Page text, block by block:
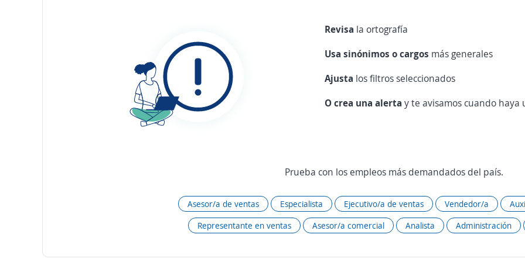
Revisa la ortografía
Usa sinónimos o cargos más generales
Ajusta los filtros seleccionados
O crea una alertay te avisamos cuando
Prueba con los empleos más demandados del país.
Asesor/a de ventas Especialista Ejecutivo/a de ventas Vendedor/a
Representante en ventas
Asesor/a comercial Analista Administración